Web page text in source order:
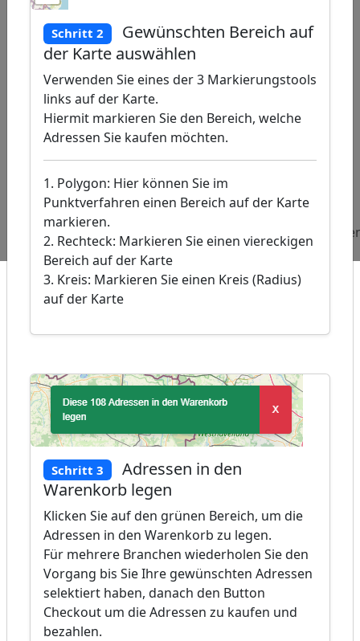
DE /
Beliebte
Abfragen:
Adressen
Synagogen
Adressen
Personalberater
Adressen
Schritt 2
Gewünschten Bereich auf
der Karte auswählen
Verwenden Sie eines der 3 Markierungstools
links auf der Karte.
Hiermit markieren Sie den Bereich, welche
Adressen Sie kaufen möchten.
1. Polygon: Hier können Sie im
Punktverfahren einen Bereich auf der Karte
markieren.
2. Rechteck: Markieren Sie einen viereckigen
Bereich auf der Karte
3. Kreis: Markieren Sie einen Kreis (Radius)
auf der Karte
Schritt 3
Adressen in den
Warenkorb legen
Klicken Sie auf den grünen Bereich, um die
Adressen in den Warenkorb zu legen.
Für mehrere Branchen wiederholen Sie den
Vorgang bis Sie Ihre gewünschten Adressen
selektiert haben, danach den Button
Checkout um die Adressen zu kaufen und
bezahlen.